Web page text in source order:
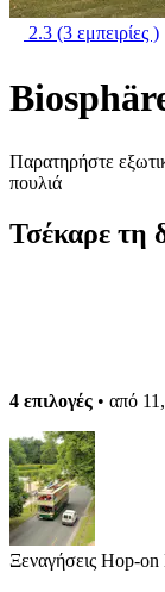
2.3 (3 εμπειρίες )
Παρατηρήστε
πουλιά
Τσέκαρε τη
4 επιλογές • από
Ξεναγήσεις Hop-